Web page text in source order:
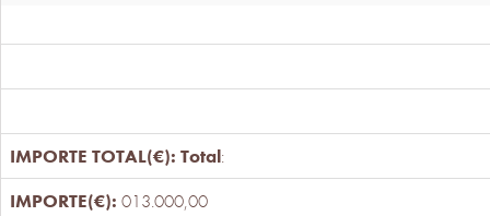
Total:
013.000,00